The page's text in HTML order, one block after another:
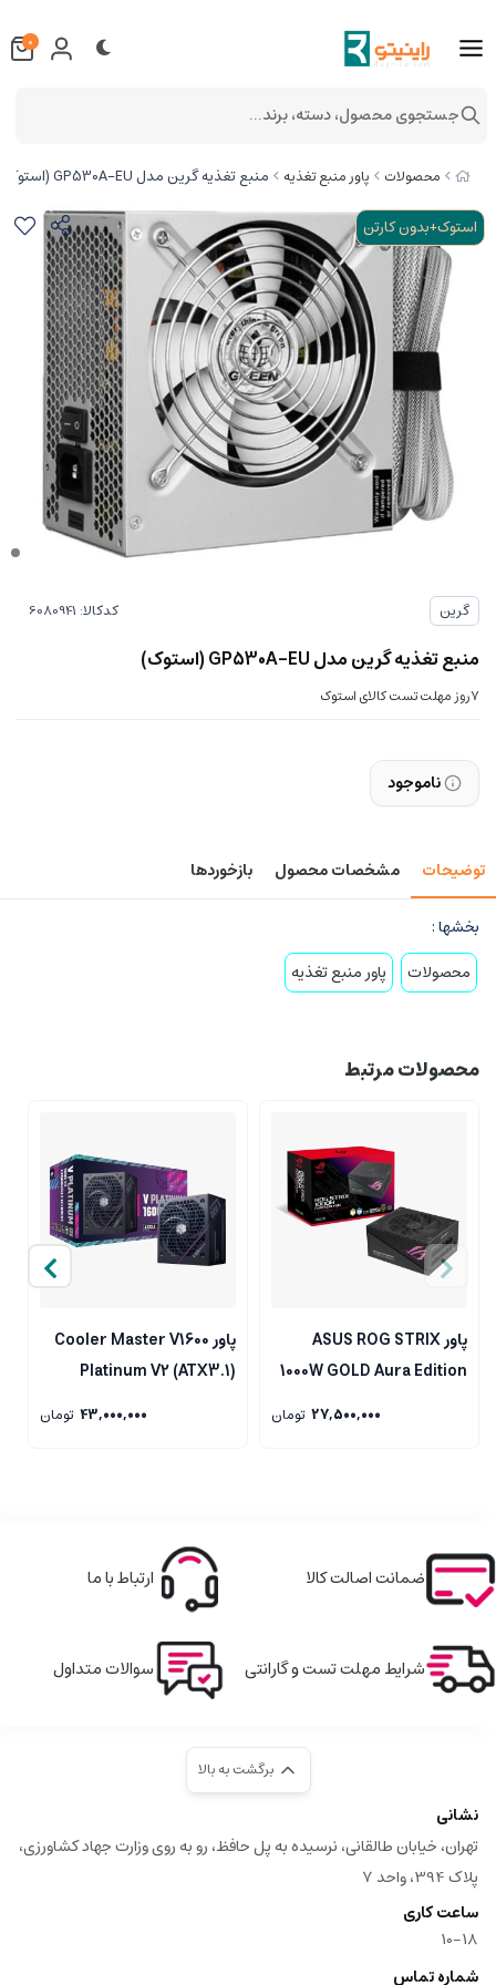
محصولات پاور منبع تغذیه
منبع تغذیه گرین مدل GP530A-EU (استوک)
استوک+بدون کارتن
گرین کدکالا:
منبع تغذیه گرین مدل GP530A-EU (استوک)
7روز مهلت تست کالای استوک
ناموجود
توضیحات مشخصات محصول بازخوردها
بخشها :
محصولات
پاور منبع تغذیه
محصولات مرتبط
پاور ASUS ROG STRIX
1000W GOLD Aura Edition
27,500,000 تومان
پاور Cooler Master V1600
Platinum V2 (ATX3.1)
43,000,000 تومان
ضمانت اصالت کالا ارتباط با ما
شرایط مهلت تست و گارانتی سوالات متداول
برگشت به بالا
نشانی
تهران، خیابان طالقانی، نرسیده به پل حافظ، رو به روی وزارت جهاد کشاورزی،
پلاک 394، واحد 7
ساعت کاری
10-18
شماره تماس
0
جستجوی محصول، دسته، برند...